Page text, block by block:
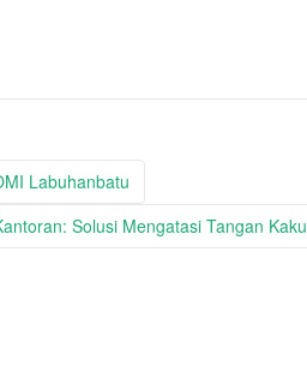
Labuhanbatu
Solusi Mengatasi Tangan Kaku